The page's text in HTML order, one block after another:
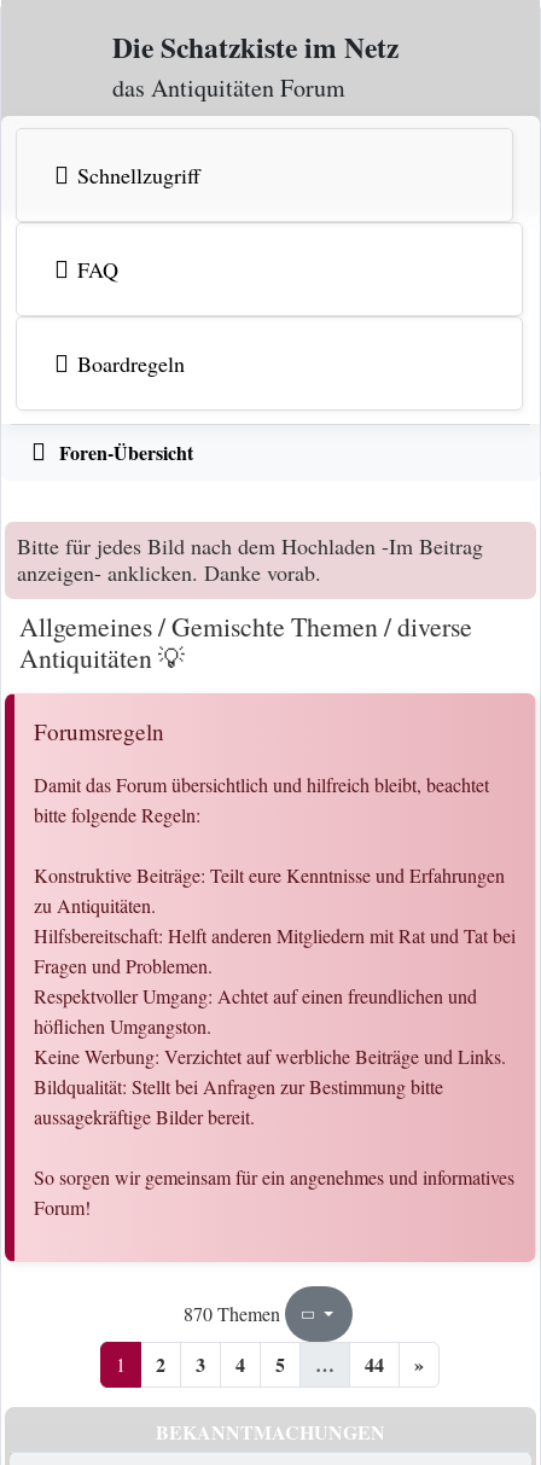
Zum Inhalt
Die Schatzkiste im Netz
das Antiquitäten Forum
Schnellzugriff
FAQ
Boardregeln
Foren-Übersicht
Bitte für jedes Bild nach dem Hochladen -Im Beitrag
anzeigen- anklicken. Danke vorab.
Allgemeines / Gemischte Themen / diverse
Antiquitäten 💡
Forumsregeln
Damit das Forum übersichtlich und hilfreich bleibt, beachtet
bitte folgende Regeln:
Konstruktive Beiträge: Teilt eure Kenntnisse und Erfahrungen
zu Antiquitäten.
Hilfsbereitschaft: Helft anderen Mitgliedern mit Rat und Tat bei
Fragen und Problemen.
Respektvoller Umgang: Achtet auf einen freundlichen und
höflichen Umgangston.
Keine Werbung: Verzichtet auf werbliche Beiträge und Links.
Bildqualität: Stellt bei Anfragen zur Bestimmung bitte
aussagekräftige Bilder bereit.
So sorgen wir gemeinsam für ein angenehmes und informatives
Forum!
870 Themen Seite1
1 2 3 4 5 … 44 »
BEKANNTMACHUNGEN